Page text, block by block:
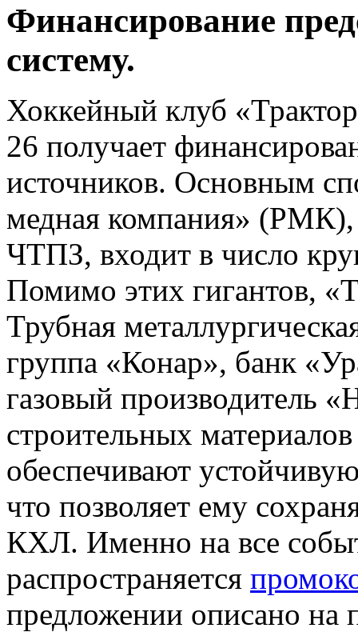
Финансирование
систему.
Хоккейный клуб
26 получает
источников. Основным
медная компания» (РМК),
ЧТПЗ, входит в число
Помимо этих гигантов,
Трубная
группа «Конар», банк
газовый производитель
строительных
обеспечивают
что позволяет ему
КХЛ. Именно на все
распространяется
предложении описано на